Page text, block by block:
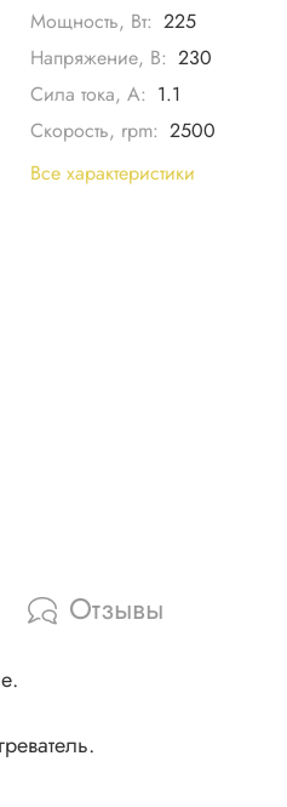
Мощность, Вт: 225
Напряжение, В: 230
Сила тока, А: 1.1
Скорость, rpm: 2500
Все характеристики
Отзывы